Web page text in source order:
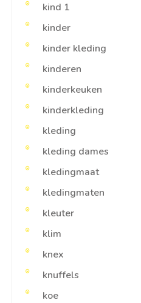
kind 1
kinder
kinder kleding
kinderen
kinderkeuken
kinderkleding
kleding
kleding dames
kledingmaat
kledingmaten
kleuter
klim
knex
knuffels
koe